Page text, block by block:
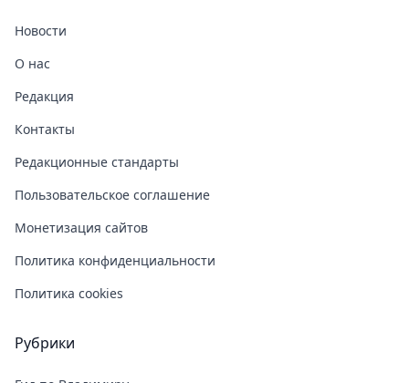
Новости
О нас
Редакция
Контакты
Редакционные стандарты
Пользовательское соглашение
Монетизация сайтов
Политика конфиденциальности
Политика cookies
Рубрики